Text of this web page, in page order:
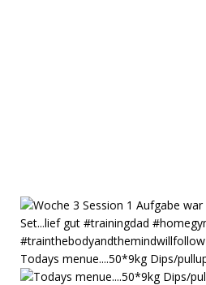
Todays menue....50*9kg Dips/